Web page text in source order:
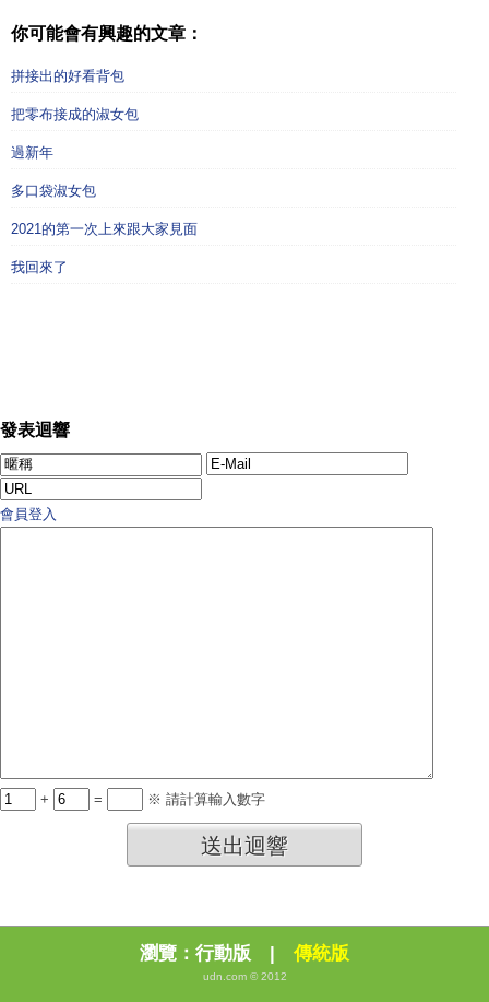
你可能會有興趣的文章：
拼接出的好看背包
把零布接成的淑女包
過新年
多口袋淑女包
2021的第一次上來跟大家見面
我回來了
發表迴響
會員登入
+ = ※ 請計算輸入數字
送出迴響
瀏覽： 行動版 傳統版
udn.com © 2012